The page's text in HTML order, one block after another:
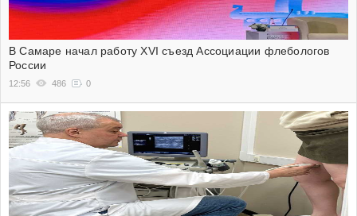
В Самаре начал работу XVI съезд Ассоциации флебологов
России
12:56 486 0